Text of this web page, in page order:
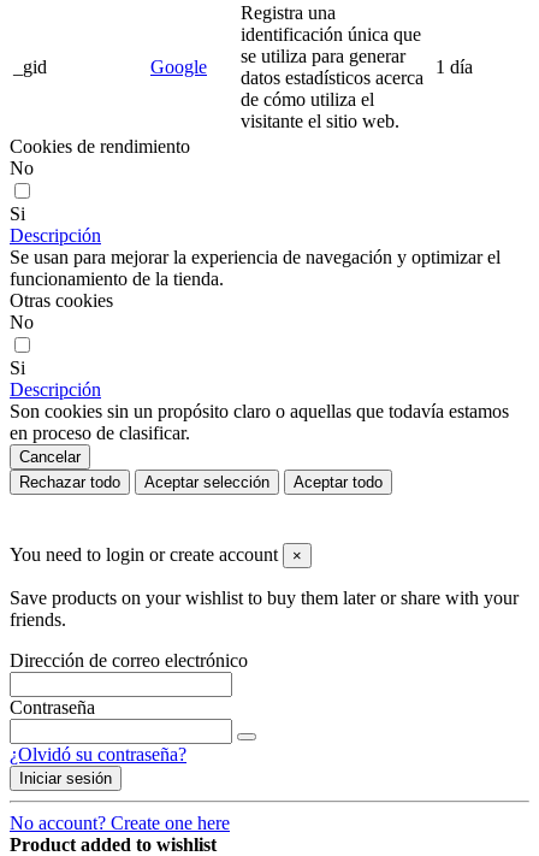
_gid Google
Registra una
identificación única que
se utiliza para generar
datos estadísticos acerca
de cómo utiliza el
visitante el sitio web.
1 día
Cookies de rendimiento
No
Si
Descripción
Se usan para mejorar la experiencia de navegación y optimizar el
funcionamiento de la tienda.
Otras cookies
No
Si
Descripción
Son cookies sin un propósito claro o aquellas que todavía estamos
en proceso de clasificar.
Cancelar
Rechazar todo
Aceptar selección Aceptar todo
You need to login or create account ×
Save products on your wishlist to buy them later or share with your
friends.
Dirección de correo electrónico
Contraseña
¿Olvidó su contraseña?
Iniciar sesión
No account? Create one here
Product added to wishlist